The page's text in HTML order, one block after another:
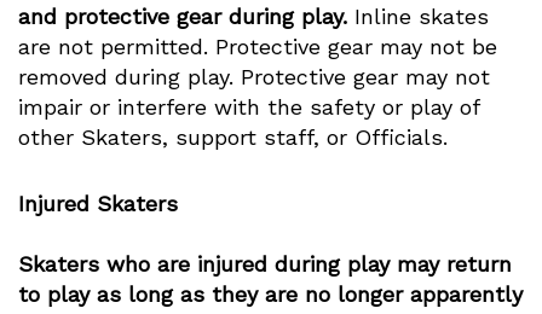
and protective gear during play. Inline skates
are not permitted. Protective gear may not be
removed during play. Protective gear may not
impair or interfere with the safety or play of
other Skaters, support staff, or Officials.
Injured Skaters
Skaters who are injured during play may return
to play as long as they are no longer apparently